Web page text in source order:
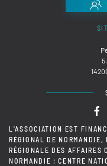
5
L'ASSOCIATION EST
RÉGIONAL DE
RÉGIONALE DES AFFAIRES
NORMANDIE ; CENTRE